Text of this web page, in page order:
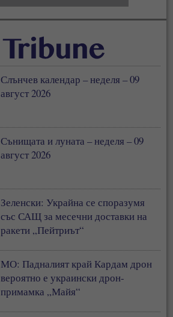
Слънчев календар – неделя – 09
август 2026
Сънищата и луната – неделя – 09
август 2026
Зеленски: Украйна се споразумя
със САЩ за месечни доставки на
ракети „Пейтриът“
МО: Падналият край Кардам дрон
вероятно е украински дрон-
примамка „Майя“